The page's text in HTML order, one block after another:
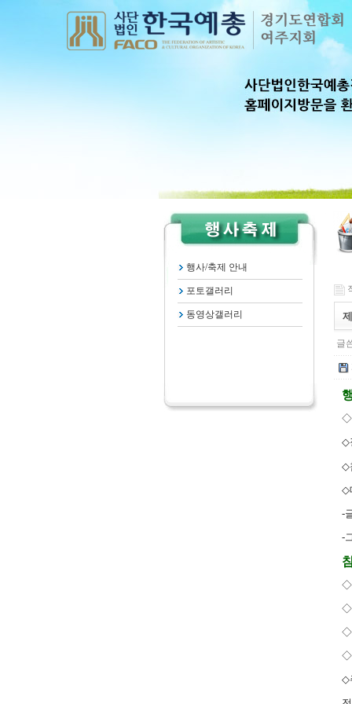
행사/축제 안내
포토갤러리
동영상갤러리
글
◇
◇
◇
◇
-
-
◇
◇
◇
◇
◇